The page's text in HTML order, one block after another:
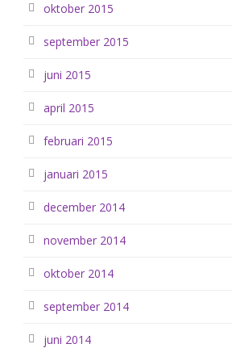
oktober 2015
september 2015
juni 2015
april 2015
februari 2015
januari 2015
december 2014
november 2014
oktober 2014
september 2014
juni 2014